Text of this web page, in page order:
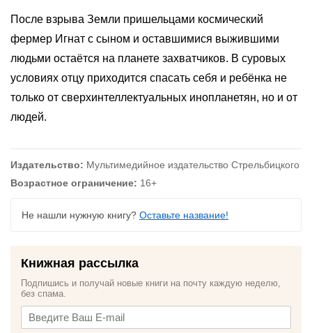
После взрыва Земли пришельцами космический
фермер Игнат с сыном и оставшимися выжившими
людьми остаётся на планете захватчиков. В суровых
условиях отцу приходится спасать себя и ребёнка не
только от сверхинтеллектуальных инопланетян, но и от
людей.
Издательство: Мультимедийное издательство Стрельбицкого
Возрастное ограничение: 16+
Не нашли нужную книгу? Оставьте название!
Книжная рассылка
Подпишись и получай новые книги на почту каждую неделю,
без спама.